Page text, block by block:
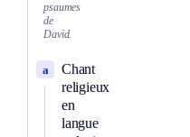
psaumes
de
David.
Chant
religieux
en
langue
a